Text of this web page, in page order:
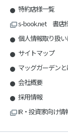
特約店様一覧
s-book.net 書店
個人情報取り扱
サイトマップ
マッグガーデン
会社概要
採用情報
IR・投資家向け情